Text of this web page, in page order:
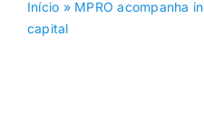
Início » MPRO acompanha
capital